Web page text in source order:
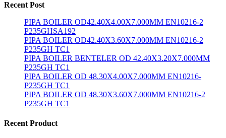
Recent Post
PIPA BOILER OD42.40X4.00X7.000MM EN10216-2
P235GHSA192
PIPA BOILER OD42.40X3.60X7.000MM EN10216-2
P235GH TC1
PIPA BOILER BENTELER OD 42.40X3.20X7.000MM
P235GH TC1
PIPA BOILER OD 48.30X4.00X7.000MM EN10216-
P235GH TC1
PIPA BOILER OD 48.30X3.60X7.000MM EN10216-2
P235GH TC1
Recent Product